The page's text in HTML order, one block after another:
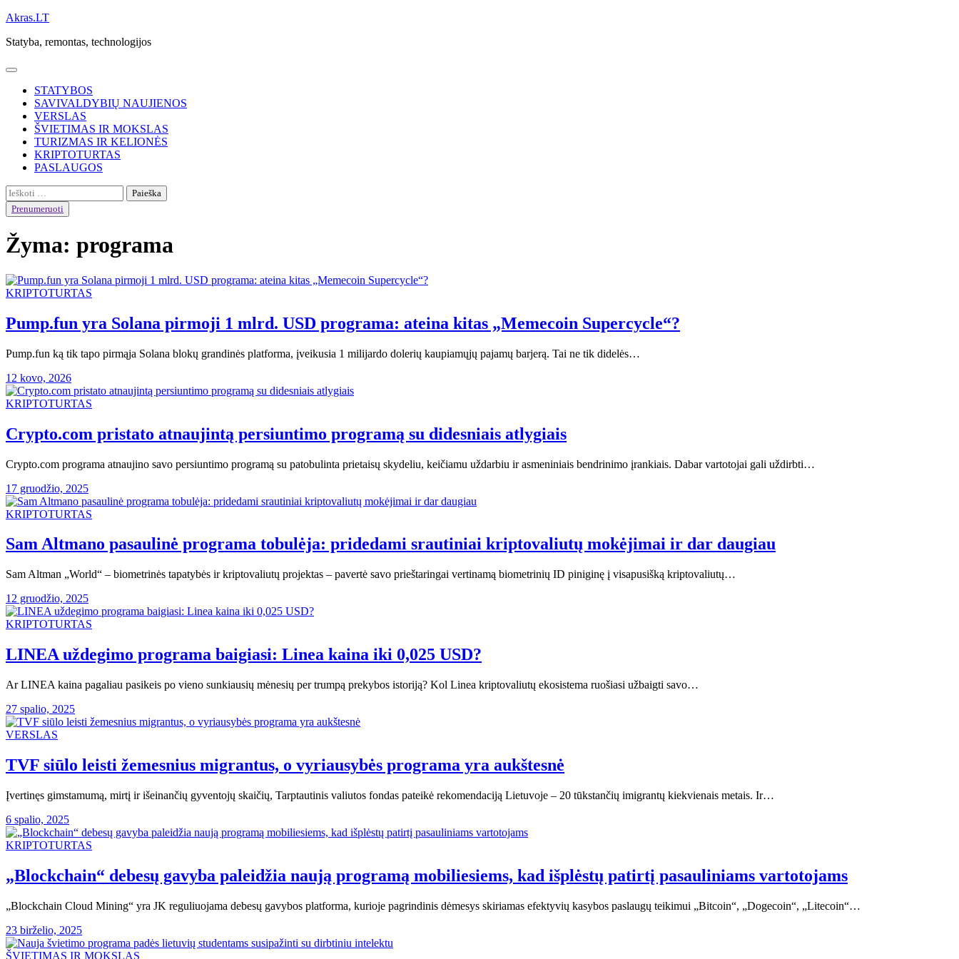
Skip
content
Akras.LT
Statyba, remontas, technologijos
STATYBOS
SAVIVALDYBIŲ NAUJIENOS
VERSLAS
ŠVIETIMAS IR MOKSLAS
TURIZMAS IR KELIONĖS
KRIPTOTURTAS
PASLAUGOS
Ieškoti:
Prenumeruoti
Žyma: programa
KRIPTOTURTAS
Pump.fun yra Solana pirmoji 1 mlrd. USD programa: ateina kitas „Memecoin Supercycle“?
Pump.fun ką tik tapo pirmąja Solana blokų grandinės platforma, įveikusia 1 milijardo dolerių kaupiamųjų pajamų barjerą. Tai ne tik didelės…
12 kovo, 2026
KRIPTOTURTAS
Crypto.com pristato atnaujintą persiuntimo programą su didesniais atlygiais
Crypto.com programa atnaujino savo persiuntimo programą su patobulinta prietaisų skydeliu, keičiamu uždarbiu ir asmeniniais bendrinimo įrankiais. Dabar vartotojai gali uždirbti…
17 gruodžio, 2025
KRIPTOTURTAS
Sam Altmano pasaulinė programa tobulėja: pridedami srautiniai kriptovaliutų mokėjimai ir dar daugiau
Sam Altman „World“ – biometrinės tapatybės ir kriptovaliutų projektas – pavertė savo prieštaringai vertinamą biometrinių ID piniginę į visapusišką kriptovaliutų…
12 gruodžio, 2025
KRIPTOTURTAS
LINEA uždegimo programa baigiasi: Linea kaina iki 0,025 USD?
Ar LINEA kaina pagaliau pasikeis po vieno sunkiausių mėnesių per trumpą prekybos istoriją? Kol Linea kriptovaliutų ekosistema ruošiasi užbaigti savo…
27 spalio, 2025
VERSLAS
TVF siūlo leisti žemesnius migrantus, o vyriausybės programa yra aukštesnė
Įvertinęs gimstamumą, mirtį ir išeinančių gyventojų skaičių, Tarptautinis valiutos fondas pateikė rekomendaciją Lietuvoje – 20 tūkstančių imigrantų kiekvienais metais. Ir…
6 spalio, 2025
KRIPTOTURTAS
„Blockchain“ debesų gavyba paleidžia naują programą mobiliesiems, kad išplėstų patirtį pasauliniams vartotojams
„Blockchain Cloud Mining“ yra JK reguliuojama debesų gavybos platforma, kurioje pagrindinis dėmesys skiriamas efektyvių kasybos paslaugų teikimui „Bitcoin“, „Dogecoin“, „Litecoin“…
23 birželio, 2025
ŠVIETIMAS IR MOKSLAS